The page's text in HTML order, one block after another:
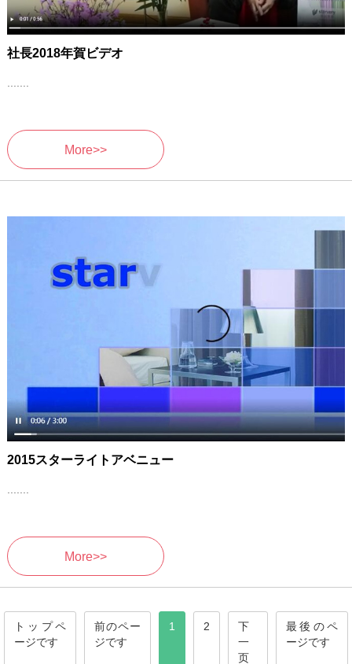
社長2018年賀ビデオ
More>>
2015スターライトアベニュー
More>>
トップペ
ージです
前のペー
ジです
1 2
下
一
页
最後のペ
ージです